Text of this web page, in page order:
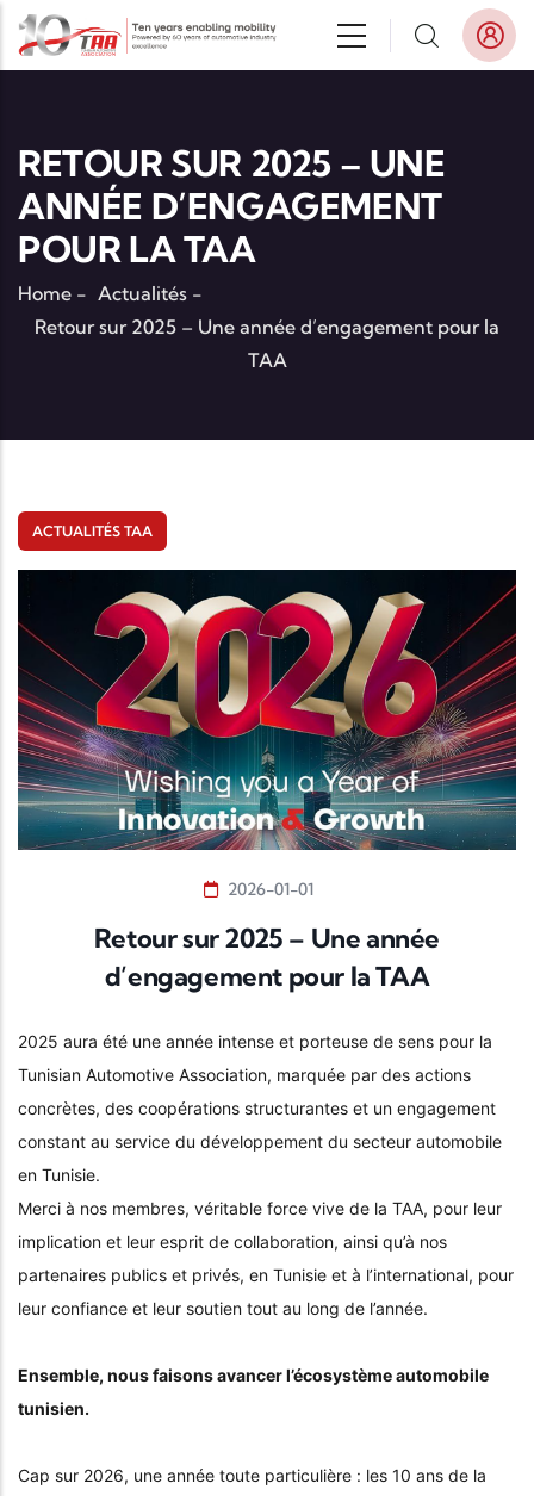
Aller au contenu principal
RETOUR SUR 2025 – UNE
ANNÉE D’ENGAGEMENT
POUR LA TAA
Home - Actualités -
Retour sur 2025 – Une année d’engagement pour la
TAA
ACTUALITÉS TAA
2026-01-01
Retour sur 2025 – Une année
d’engagement pour la TAA
2025 aura été une année intense et porteuse de sens pour la
Tunisian Automotive Association, marquée par des actions
concrètes, des coopérations structurantes et un engagement
constant au service du développement du secteur automobile
en Tunisie.
Merci à nos membres, véritable force vive de la TAA, pour leur
implication et leur esprit de collaboration, ainsi qu’à nos
partenaires publics et privés, en Tunisie et à l’international, pour
leur confiance et leur soutien tout au long de l’année.
Ensemble, nous faisons avancer l’écosystème automobile
tunisien.
Cap sur 2026, une année toute particulière : les 10 ans de la